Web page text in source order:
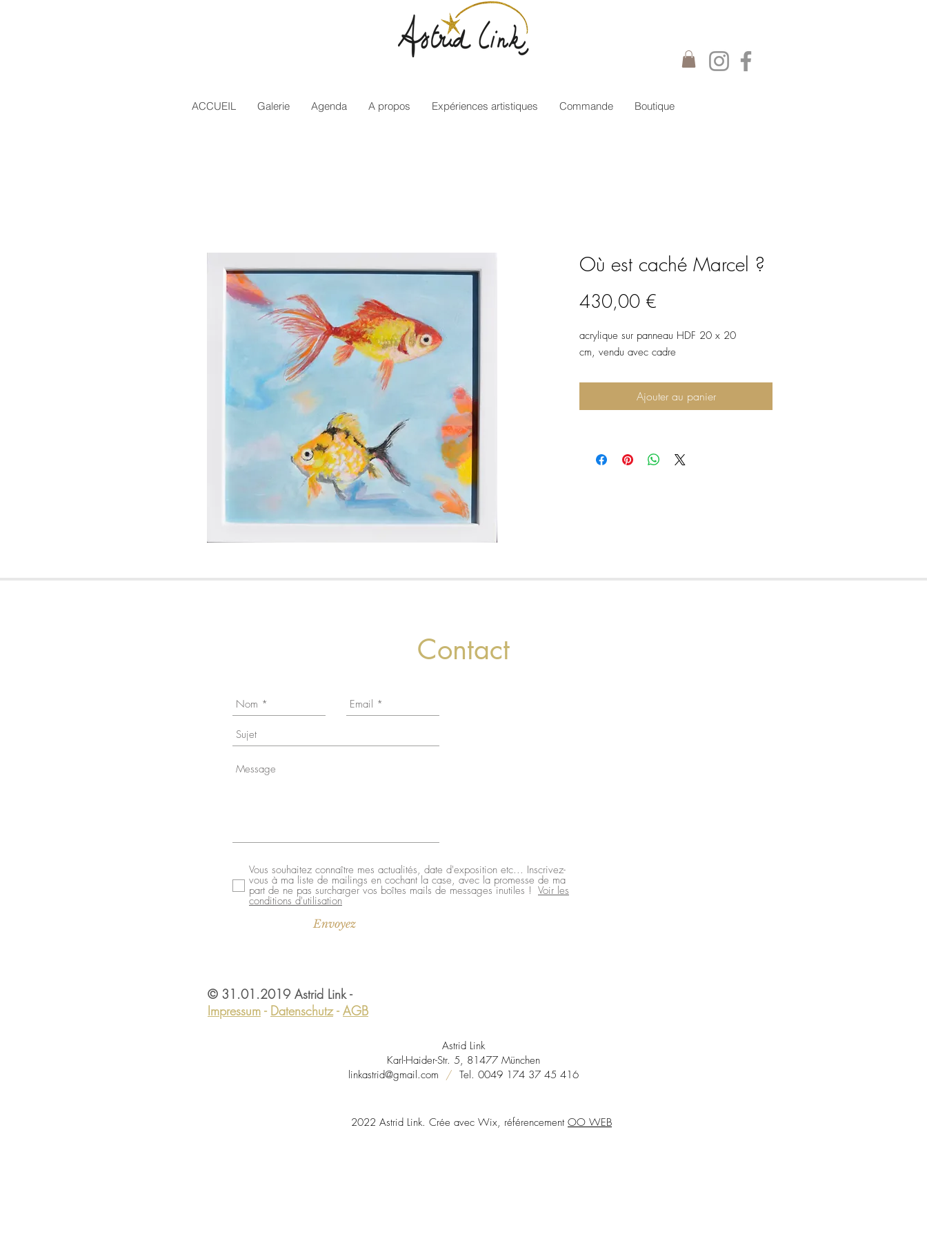
ACCUEIL Galerie Agenda A propos Expériences artistiques Commande Boutique
Où est caché Marcel ?
430,00 €
acrylique sur panneau HDF 20 x 20
cm, vendu avec cadre
Ajouter au panier
Contact
Vous souhaitez connaître mes actualités, date d'exposition etc... Inscrivez-
vous à ma liste de mailings en cochant la case, avec la promesse de ma
part de ne pas surcharger vos boîtes mails de messages inutiles ! Voir les
conditions d'utilisation
Envoyez
© 31.01.2019 Astrid Link -
Impressum - Datenschutz- AGB
Astrid Link
Karl-Haider-Str. 5, 81477 München
linkastrid@gmail.com / Tel. 0049 174 37 45 416
2022 Astrid Link. Crée avec Wix, référencement OO WEB